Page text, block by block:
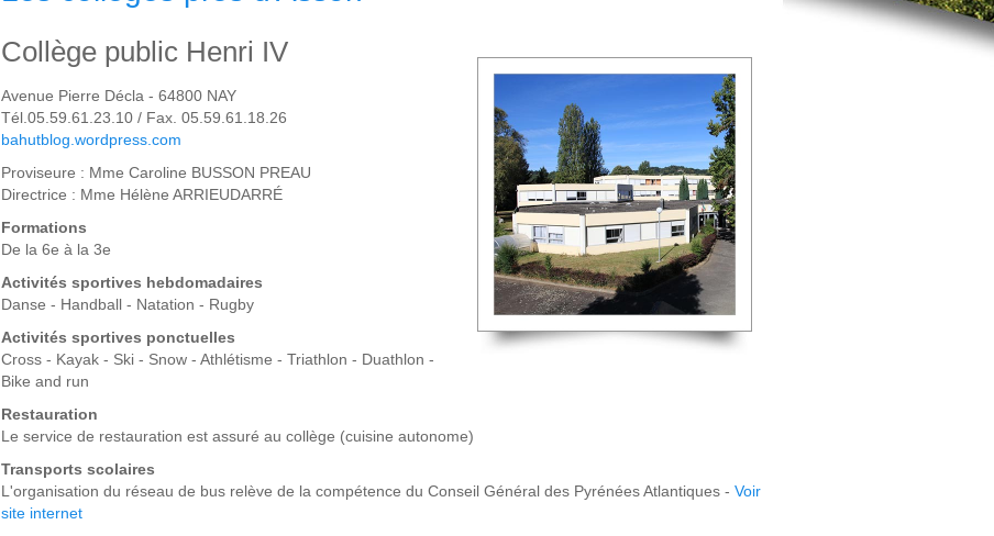
Collège public Henri IV
Avenue Pierre Décla - 64800 NAY
Tél.05.59.61.23.10 / Fax. 05.59.61.18.26
bahutblog.wordpress.com
Proviseure : Mme Caroline BUSSON PREAU
Directrice : Mme Hélène ARRIEUDARRÉ
Formations
De la 6e à la 3e
Activités sportives hebdomadaires
Danse - Handball - Natation - Rugby
Activités sportives ponctuelles
Cross - Kayak - Ski - Snow - Athlétisme - Triathlon - Duathlon -
Bike and run
Restauration
Le service de restauration est assuré au collège (cuisine autonome)
Transports scolaires
L'organisation du réseau de bus relève de la compétence du Conseil Général des Pyrénées Atlantiques - Voir
site internet